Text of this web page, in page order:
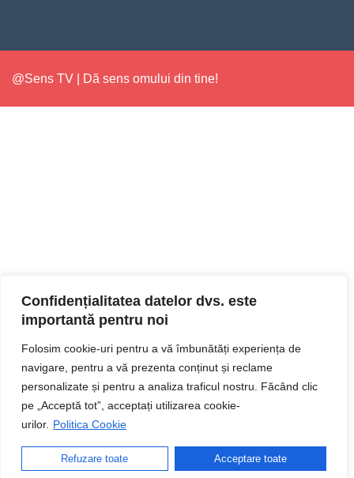
Confidențialitatea datelor dvs. este
importantă pentru noi
Folosim cookie-uri pentru a vă îmbunătăți experiența de
navigare, pentru a vă prezenta conținut și reclame
personalizate și pentru a analiza traficul nostru. Făcând clic
pe „Acceptă tot”, acceptați utilizarea cookie-
urilor. Politica Cookie
Refuzare toate Acceptare toate
@Sens TV | Dă sens omului din tine!